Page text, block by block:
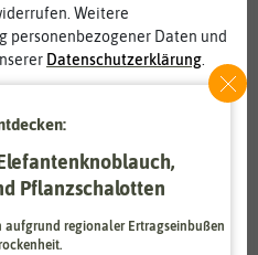
Weitere
personenbezogener Daten und
Daten­schutz­erklärung
Statistik
Marketing
Funktional
Pflanzschalotten
aufgrund regionaler Ertragseinbußen